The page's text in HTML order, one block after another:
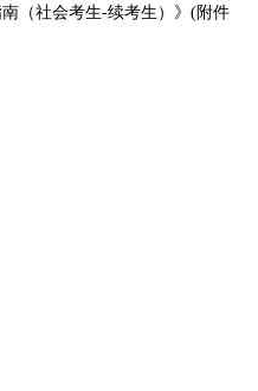
（社会考生-续考生）》(附件